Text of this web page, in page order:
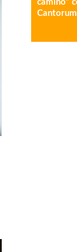
camino”